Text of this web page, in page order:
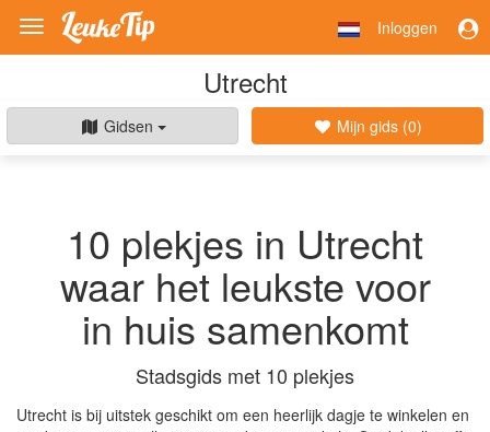
Toggle
navigation
Inloggen
Utrecht
Gidsen Mijn gids (0)
10 plekjes in Utrecht
waar het leukste voor
in huis samenkomt
Stadsgids met 10 plekjes
Utrecht is bij uitstek geschikt om een heerlijk dagje te winkelen en